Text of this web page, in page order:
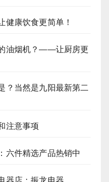
健康饮食更简单！
油烟机？——让厨房更
？当然是九阳最新第二
注意事项
六件精选产品热销中
器店：振龙电器